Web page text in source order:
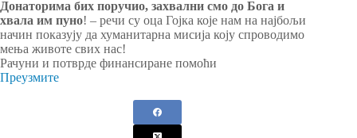
Донаторима бих поручио, захвални смо до Бога и
хвала им пуно! – речи су оца Гојка које нам на најбољи
начин показују да хуманитарна мисија коју спроводимо
мења животе свих нас!
Рачуни и потврде финансиране помоћи
Преузмите